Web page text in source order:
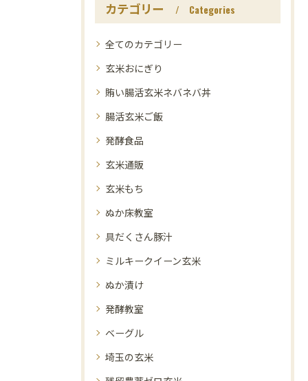
カテゴリー Categories
全てのカテゴリー
玄米おにぎり
賄い腸活玄米ネバネバ丼
腸活玄米ご飯
発酵食品
玄米通販
玄米もち
ぬか床教室
具だくさん豚汁
ミルキークイーン玄米
ぬか漬け
発酵教室
ベーグル
埼玉の玄米